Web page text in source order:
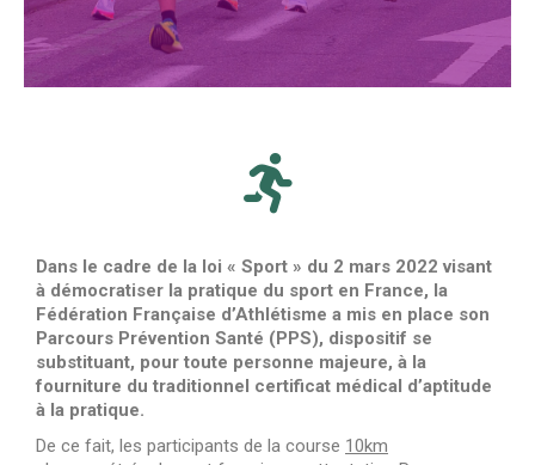
Dans le cadre de la loi « Sport » du 2 mars 2022 visant
à démocratiser la pratique du sport en France, la
Fédération Française d’Athlétisme a mis en place son
Parcours Prévention Santé (PPS), dispositif se
substituant, pour toute personne majeure, à la
fourniture du traditionnel certificat médical d’aptitude
à la pratique.
De ce fait, les participants de la course 10km